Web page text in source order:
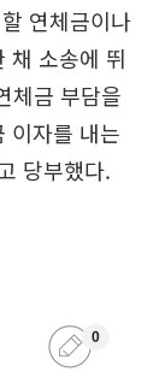
연체금이나
채 소송에 뛰
체금 부담을
이자를 내는
당부했다.
0